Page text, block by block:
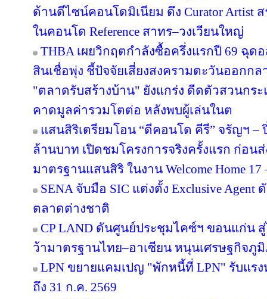
ด้านดีไซน์คอนโดมิเนียม ดึง Curator Artist
ในคอนโด Reference สาทร–วงเวียนใหญ่
THBA เผยวิกฤตกำลังซื้อครึ่งแรกปี 69 ฉุด
สินเชื่อพุ่ง ชี้ปัจจัยเสี่ยงสงครามตะวันออกก
"ตลาดรับสร้างบ้าน" ยังแกร่ง ดีดตัวสวนกร
คาดมูลค่ารวมโตต่อ หลังพบผู้เล่นในต
แสนสิริเตรียมโอน “ดีคอนโด คีรี” จรัญฯ –
ล้านบาท เปิดชมโครงการจริงครั้งแรก ก่อ
มาตรฐานแสนสิริ ในงาน Welcome Home 17
SENA จับมือ SIC แต่งตั้ง Exclusive Agent
ตลาดต่างชาติ
CP LAND ดันศูนย์ประชุมไคซ์ฯ ขอนแก่น
ว้ามาตรฐานไทย–อาเซียน หนุนเศรษฐกิจภู
LPN ขยายแคมเปญ "พักหนี้ที่ LPN" รับแร
ถึง 31 ก.ค. 2569